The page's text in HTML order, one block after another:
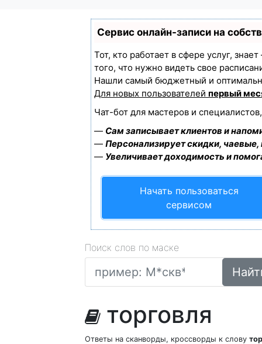
Сервис онлайн-записи на
Тот, кто работает в сфере услуг,
того, что нужно видеть свое
Нашли самый бюджетный и
Для новых пользователей первый
Чат-бот для мастеров и
— Сам записывает клиентов и
— Персонализирует скидки,
— Увеличивает доходимость и
Начать пользоваться
сервисом
Поиск слов по маске
торговля
Ответы на сканворды, кроссворды к слову